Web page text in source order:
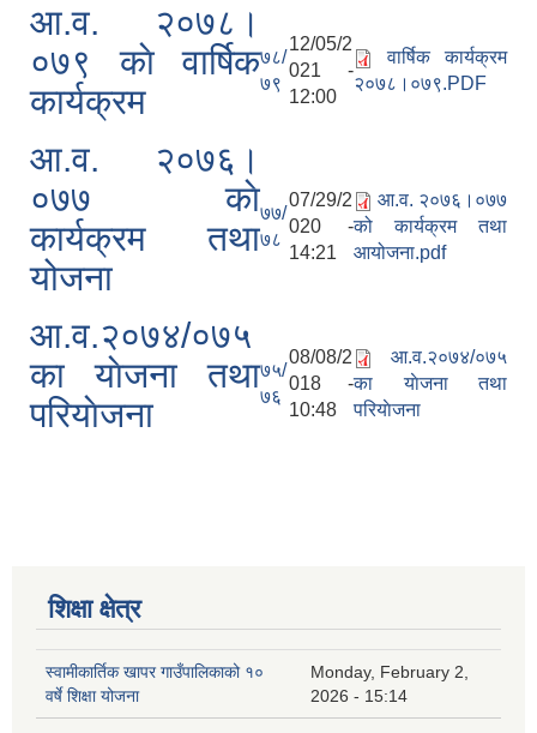
आ‍.व. २०७८।
०७९ काे वार्षिक
कार्यक्रम
७८/
७९
12/05/2
021 -
12:00
वार्षिक कार्यक्रम
२०७८।०७९.PDF
आ.व. २०७६।
०७७ काे
कार्यक्रम तथा
योजना
७७/
७८
07/29/2
020 -
14:21
आ.व. २०७६।०७७
को कार्यक्रम तथा
आयोजना.pdf
आ.व.२०७४/०७५
का याेजना तथा
परियाेजना
७५/
७६
08/08/2
018 -
10:48
आ.व.२०७४/०७५
का याेजना तथा
परियाेजना
शिक्षा क्षेत्र
स्वामीकार्तिक खापर गाउँपालिकाको १०
वर्षे शिक्षा योजना
Monday, February 2,
2026 - 15:14